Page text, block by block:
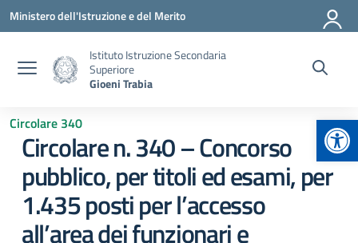
Vai ai contenuti
Vai al menu di navigazione
Vai al footer
Ministero dell'Istruzione e del Merito
Istituto Istruzione Secondaria
Superiore
Gioeni Trabia
Circolare 340
Circolare n. 340 – Concorso
pubblico, per titoli ed esami, per
1.435 posti per l’accesso
all’area dei funzionari e